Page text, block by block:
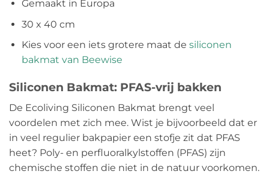
Gemaakt in Europa
30 x 40 cm
Kies voor een iets grotere maat de siliconen
bakmat van Beewise
Siliconen Bakmat: PFAS-vrij bakken
De Ecoliving Siliconen Bakmat brengt veel
voordelen met zich mee. Wist je bijvoorbeeld dat er
in veel regulier bakpapier een stofje zit dat PFAS
heet? Poly- en perfluoralkylstoffen (PFASPoly-
en
) zijn
chemische stoffen die niet in de natuur voorkomen.